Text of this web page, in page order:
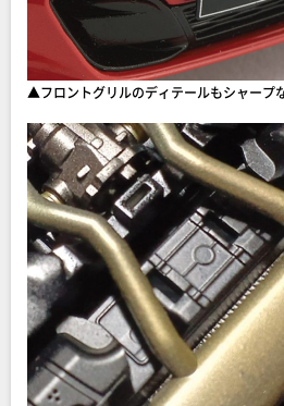
▲フロントグリルのディテールもシャープ